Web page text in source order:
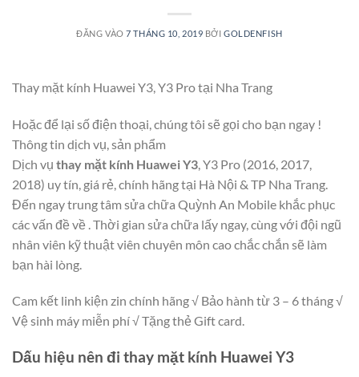
ĐĂNG VÀO7 THÁNG 10, 2019 BỞIGOLDENFISH
Thay mặt kính Huawei Y3, Y3 Pro tại Nha Trang
Hoặc để lại số điện thoại, chúng tôi sẽ gọi cho bạn ngay !
Thông tin dịch vụ, sản phẩm
Dịch vụ thay mặt kính Huawei Y3 , Y3 Pro (2016, 2017,
2018) uy tín, giá rẻ, chính hãng tại Hà Nội & TP Nha Trang.
Đến ngay trung tâm sửa chữa Quỳnh An Mobile khắc phục
các vấn đề về . Thời gian sửa chữa lấy ngay, cùng với đội ngũ
nhân viên kỹ thuật viên chuyên môn cao chắc chắn sẽ làm
bạn hài lòng.
Cam kết linh kiện zin chính hãng √ Bảo hành từ 3 – 6 tháng √
Vệ sinh máy miễn phí √ Tặng thẻ Gift card.
Dấu hiệu nên đi thay mặt kính Huawei Y3